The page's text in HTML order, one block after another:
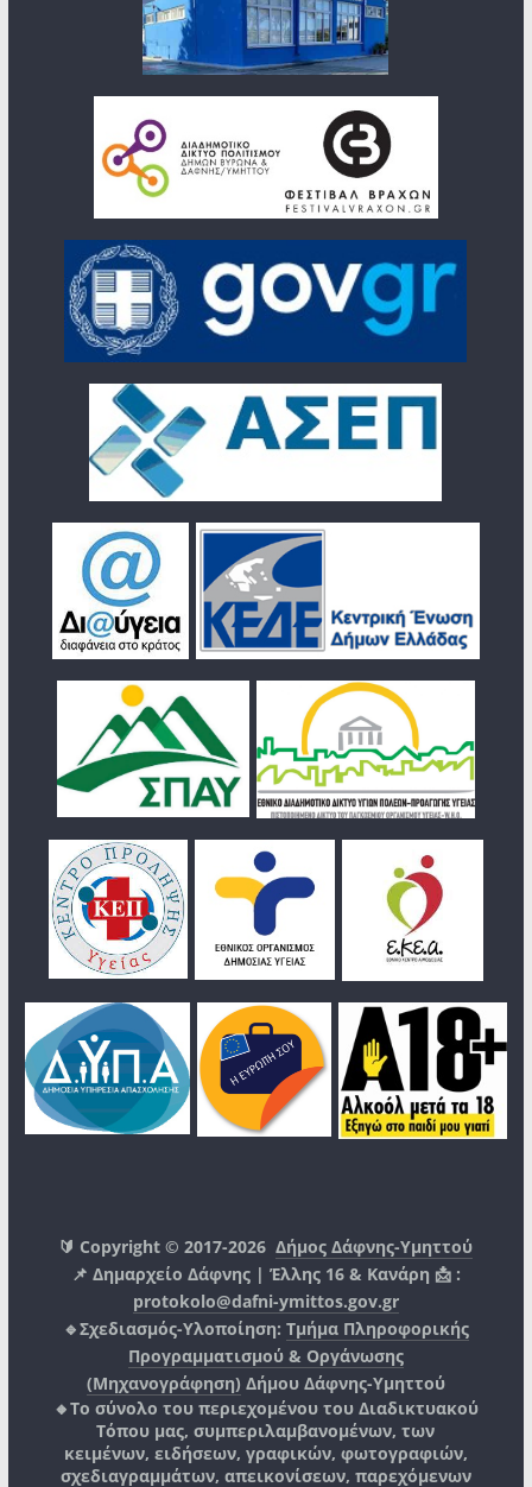
🔰 Copyright © 2017-2026Δήμος Δάφνης-Υμηττού
📌 Δημαρχείο Δάφνης | Έλλης 16 & Κανάρη 📩 :
protokolo@dafni-ymittos.gov.gr
🔹Σχεδιασμός-Υλοποίηση: Τμήμα Πληροφορικής
Προγραμματισμού & Οργάνωσης
(Μηχανογράφηση) Δήμου Δάφνης-Υμηττού
🔸Το σύνολο του περιεχομένου του Διαδικτυακού
Τόπου μας, συμπεριλαμβανομένων, των
κειμένων, ειδήσεων, γραφικών, φωτογραφιών,
σχεδιαγραμμάτων, απεικονίσεων, παρεχόμενων